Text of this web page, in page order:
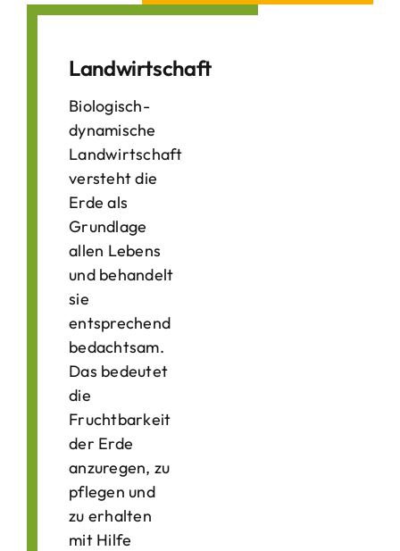
Landwirtschaft
Biologisch-
dynamische
Landwirtschaft
versteht die
Erde als
Grundlage
allen Lebens
und behandelt
sie
entsprechend
bedachtsam.
Das bedeutet
die
Fruchtbarkeit
der Erde
anzuregen, zu
pflegen und
zu erhalten
mit Hilfe